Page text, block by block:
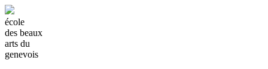
école
des beaux
arts du
genevois